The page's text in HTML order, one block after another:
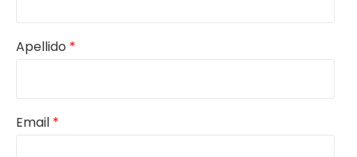
Apellido *
Email *